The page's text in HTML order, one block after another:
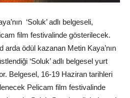
‘Soluk’ adlı belgeseli,
film festivalinde gösterilecek.
arda ödül kazanan Metin Kaya’nın
‘Soluk’ adlı belgesel yurt
Belgesel, 16-19 Haziran tarihleri
Pelicam film festivalinde